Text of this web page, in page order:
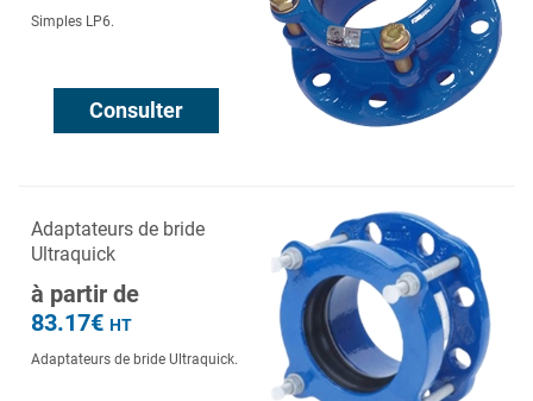
Simples LP6.
Consulter
Adaptateurs de bride
Ultraquick
à partir de
83.17€ HT
Adaptateurs de bride Ultraquick.